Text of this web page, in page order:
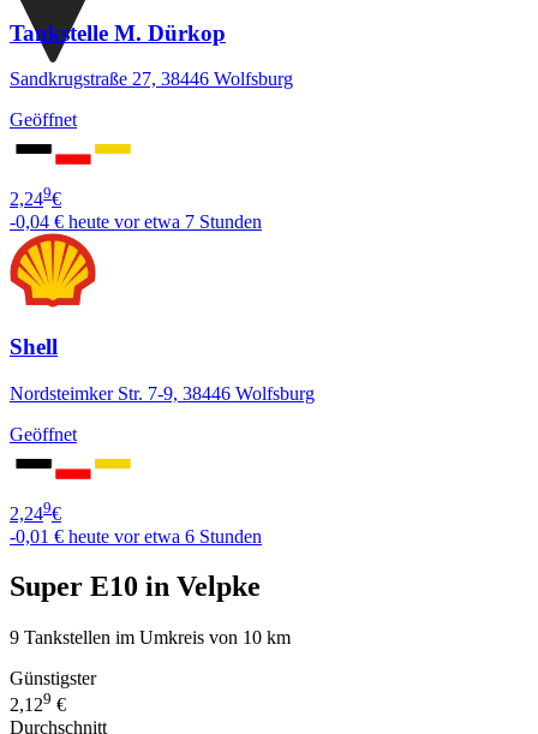
Tankstelle M. Dürkop
Sandkrugstraße 27, 38446 Wolfsburg
Geöffnet
2,249€
-0,04 € heute vor etwa 7 Stunden
Shell
Nordsteimker Str. 7-9, 38446 Wolfsburg
Geöffnet
2,249€
-0,01 € heute vor etwa 6 Stunden
Super E10 in Velpke
9 Tankstellen im Umkreis von 10 km
Günstigster
2,129 €
Durchschnitt